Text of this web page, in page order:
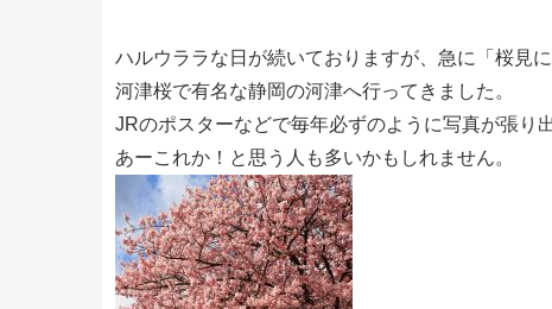
ハルウララな日が続いておりますが、急に「桜見
河津桜で有名な静岡の河津へ行ってきました。
JRのポスターなどで毎年必ずのように写真が張り
あーこれか！と思う人も多いかもしれません。